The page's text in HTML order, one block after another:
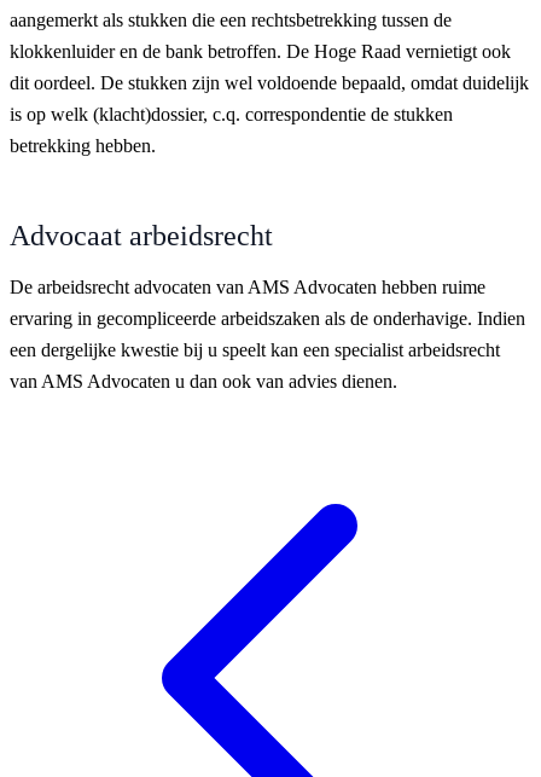
aangemerkt als stukken die een rechtsbetrekking tussen de
klokkenluider en de bank betroffen. De Hoge Raad vernietigt ook
dit oordeel. De stukken zijn wel voldoende bepaald, omdat duidelijk
is op welk (klacht)dossier, c.q. correspondentie de stukken
betrekking hebben.
Advocaat arbeidsrecht
De arbeidsrecht advocaten van AMS Advocaten hebben ruime
ervaring in gecompliceerde arbeidszaken als de onderhavige. Indien
een dergelijke kwestie bij u speelt kan een specialist arbeidsrecht
van AMS Advocaten u dan ook van advies dienen.